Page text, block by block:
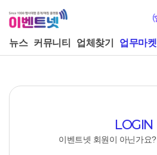
뉴스 커뮤니티 업체찾기 업무마켓
LOGIN
이벤트넷 회원이 아닌가요?